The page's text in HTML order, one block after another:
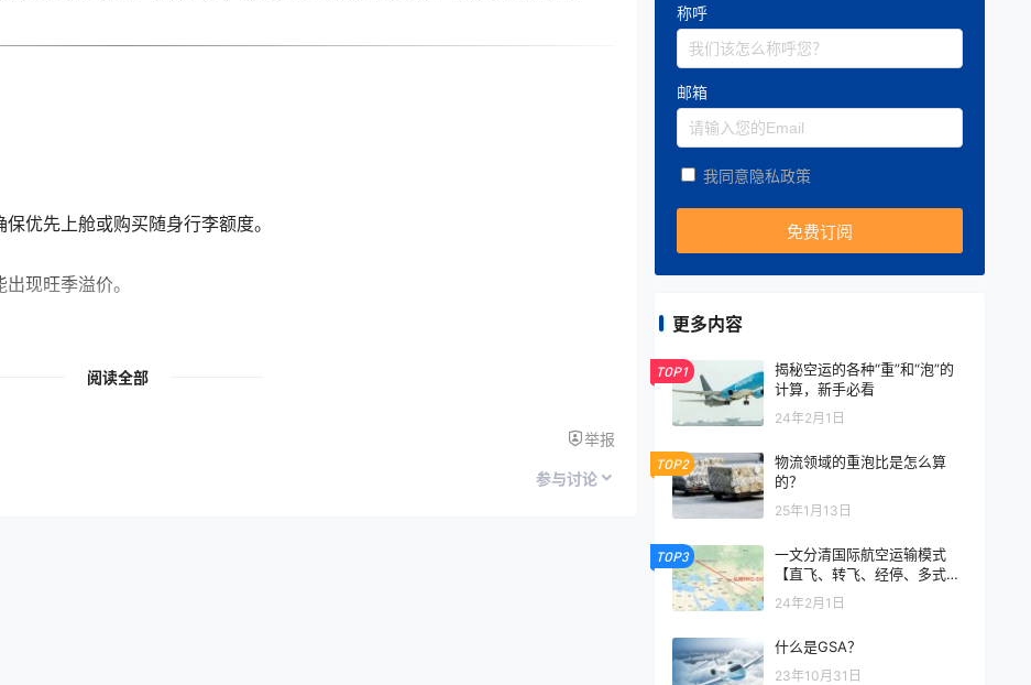
优先上舱或购买随身行李额度。
现旺季溢价。
阅读全部
举报
参与讨论
称呼
邮箱
我同意隐私政策
更多内容
TOP1
揭秘空运的各种“重”和“泡”的
计算，新手必看
24年2月1日
TOP2
物流领域的重泡比是怎么算
的？
25年1月13日
TOP3
一文分清国际航空运输模式
【直飞、转飞、经停、多式联
运】
24年2月1日
什么是GSA？
23年10月31日